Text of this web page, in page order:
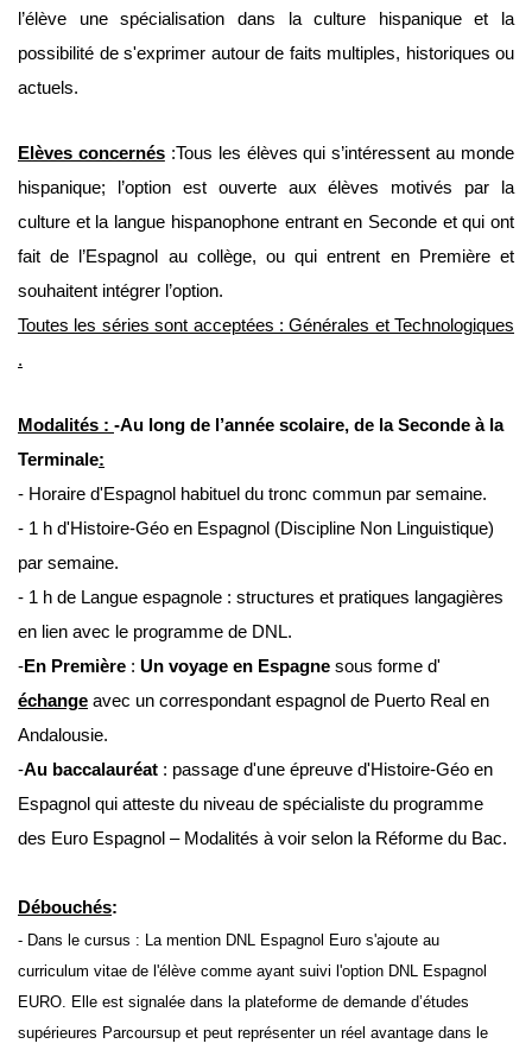
l’élève une spécialisation dans la culture hispanique et la
possibilité de s'exprimer autour de faits multiples, historiques ou
actuels.
Elèves concernés:Tous les élèves qui s’intéressent au monde
hispanique; l’option est ouverte aux élèves motivés par la
culture et la langue hispanophone entrant en Seconde et qui ont
fait de l’Espagnol au collège, ou qui entrent en Première et
souhaitent intégrer l’option.
Toutes les séries sont acceptées : Générales et Technologiques
.
Modalités : -Au long de l’année scolaire, de la Seconde à la
Terminale:
- Horaire d'Espagnol habituel du tronc commun par semaine.
- 1 h d'Histoire-Géo en Espagnol (Discipline Non Linguistique)
par semaine.
- 1 h de Langue espagnole : structures et pratiques langagières
en lien avec le programme de DNL.
-En Première : Un voyage en Espagne sous forme d'
échange avec un correspondant espagnol de Puerto Real en
Andalousie.
-Au baccalauréat : passage d'une épreuve d'Histoire-Géo en
Espagnol qui atteste du niveau de spécialiste du programme
des Euro Espagnol – Modalités à voir selon la Réforme du Bac.
Débouchés:
- Dans le cursus : La mention DNL Espagnol Euro s'ajoute au
curriculum vitae de l'élève comme ayant suivi l'option DNL Espagnol
EURO. Elle est signalée dans la plateforme de demande d’études
supérieures Parcoursup et peut représenter un réel avantage dans le